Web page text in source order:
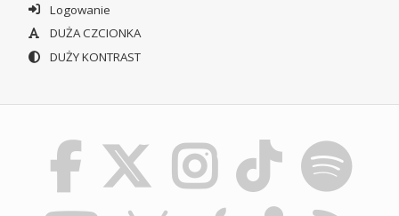
Logowanie
DUŻA CZCIONKA
DUŻY KONTRAST